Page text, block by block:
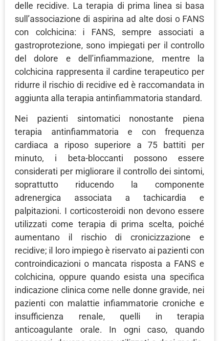
delle recidive. La terapia di prima linea si basa
sull’associazione di aspirina ad alte dosi o FANS
con colchicina: i FANS, sempre associati a
gastroprotezione, sono impiegati per il controllo
del dolore e dell’infiammazione, mentre la
colchicina rappresenta il cardine terapeutico per
ridurre il rischio di recidive ed è raccomandata in
aggiunta alla terapia antinfiammatoria standard.
Nei pazienti sintomatici nonostante piena
terapia antinfiammatoria e con frequenza
cardiaca a riposo superiore a 75 battiti per
minuto, i beta-bloccanti possono essere
considerati per migliorare il controllo dei sintomi,
soprattutto riducendo la componente
adrenergica associata a tachicardia e
palpitazioni. I corticosteroidi non devono essere
utilizzati come terapia di prima scelta, poiché
aumentano il rischio di cronicizzazione e
recidive; il loro impiego è riservato ai pazienti con
controindicazioni o mancata risposta a FANS e
colchicina, oppure quando esista una specifica
indicazione clinica come nelle donne gravide, nei
pazienti con malattie infiammatorie croniche e
insufficienza renale, quelli in terapia
anticoagulante orale. In ogni caso, quando